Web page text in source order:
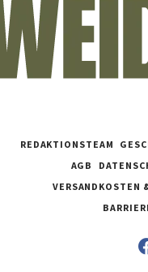
REDAKTIONSTEAM
AGB
VERSANDKOSTEN